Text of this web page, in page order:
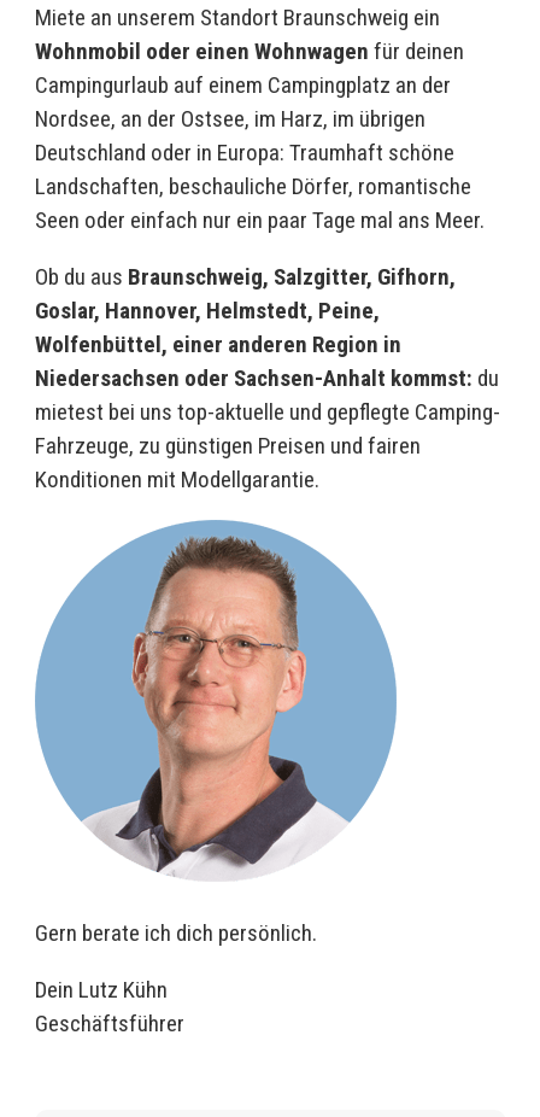
Miete an unserem Standort Braunschweig ein
Wohnmobil oder einen Wohnwagen für deinen
Campingurlaub auf einem Campingplatz an der
Nordsee, an der Ostsee, im Harz, im übrigen
Deutschland oder in Europa: Traumhaft schöne
Landschaften, beschauliche Dörfer, romantische
Seen oder einfach nur ein paar Tage mal ans Meer.
Ob du aus Braunschweig, Salzgitter, Gifhorn,
Goslar, Hannover, Helmstedt, Peine,
Wolfenbüttel, einer anderen Region in
Niedersachsen oder Sachsen-Anhalt kommst: du
mietest bei uns top-aktuelle und gepflegte Camping-
Fahrzeuge, zu günstigen Preisen und fairen
Konditionen mit Modellgarantie.
Gern berate ich dich persönlich.
Dein Lutz Kühn
Geschäftsführer